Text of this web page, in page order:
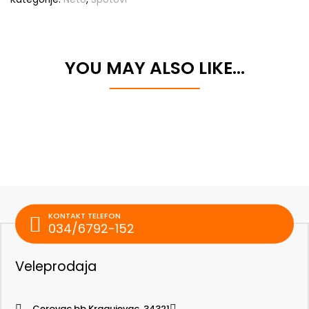
YOU MAY ALSO LIKE…
KONTAKT TELEFON
034/6792-152
Veleprodaja